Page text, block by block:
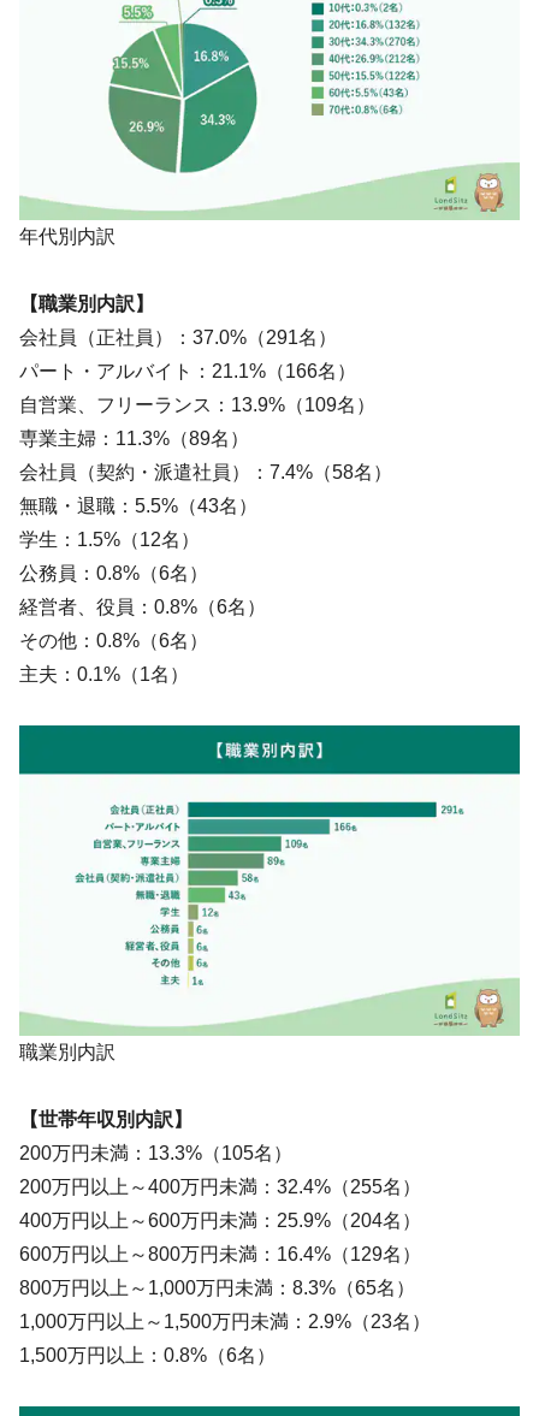
年代別内訳
【職業別内訳】
会社員（正社員）：37.0%（291名）
パート・アルバイト：21.1%（166名）
自営業、フリーランス：13.9%（109名）
専業主婦：11.3%（89名）
会社員（契約・派遣社員）：7.4%（58名）
無職・退職：5.5%（43名）
学生：1.5%（12名）
公務員：0.8%（6名）
経営者、役員：0.8%（6名）
その他：0.8%（6名）
主夫：0.1%（1名）
職業別内訳
【世帯年収別内訳】
200万円未満：13.3%（105名）
200万円以上～400万円未満：32.4%（255名）
400万円以上～600万円未満：25.9%（204名）
600万円以上～800万円未満：16.4%（129名）
800万円以上～1,000万円未満：8.3%（65名）
1,000万円以上～1,500万円未満：2.9%（23名）
1,500万円以上：0.8%（6名）